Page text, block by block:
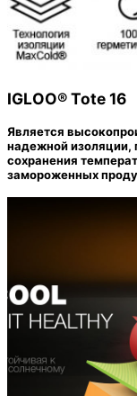
IGLOO® Tote 16
Является
надежной изоляции,
сохранения
замороженных